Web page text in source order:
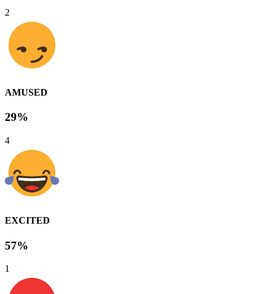
2
AMUSED
29%
4
EXCITED
57%
1